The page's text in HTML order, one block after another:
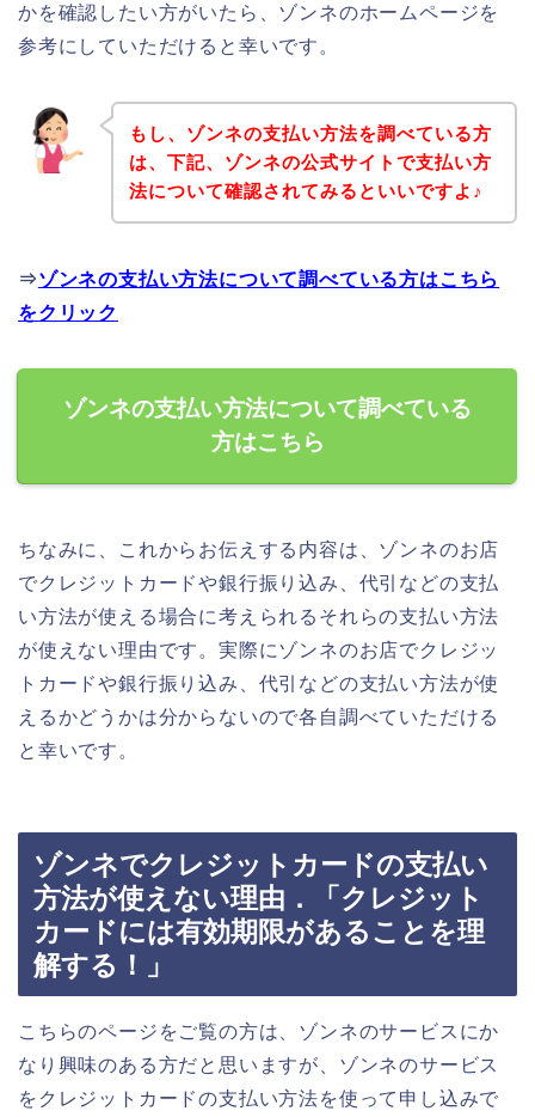
かを確認したい方がいたら、ゾンネのホームページを
参考にしていただけると幸いです。
もし、ゾンネの支払い方法を調べている方
は、下記、ゾンネの公式サイトで支払い方
法について確認されてみるといいですよ♪
⇒ゾンネの支払い方法について調べている方はこちら
をクリック
ゾンネの支払い方法について調べている
方はこちら
ちなみに、これからお伝えする内容は、ゾンネのお店
でクレジットカードや銀行振り込み、代引などの支払
い方法が使える場合に考えられるそれらの支払い方法
が使えない理由です。実際にゾンネのお店でクレジッ
トカードや銀行振り込み、代引などの支払い方法が使
えるかどうかは分からないので各自調べていただける
と幸いです。
ゾンネでクレジットカードの支払い
方法が使えない理由．「クレジット
カードには有効期限があることを理
解する！」
こちらのページをご覧の方は、ゾンネのサービスにか
なり興味のある方だと思いますが、ゾンネのサービス
をクレジットカードの支払い方法を使って申し込みで